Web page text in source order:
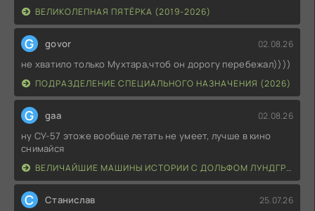
ВЕЛИКОЛЕПНАЯ ПЯТЁРКА (2019-2026)
G govor 02.08.26
не хватило только Мухтара,чтоб он дорогу перебежал))))
ПОДРАЗДЕЛЕНИЕ СПЕЦИАЛЬНОГО НАЗНАЧЕНИЯ (2026)
G gaa 02.08.26
ну СУ-57 этоже вообще летать не умеет, лучше в кино
снимайся
ВЕЛИЧАЙШИЕ МАШИНЫ ИСТОРИИ С ДОЛЬФОМ ЛУНДГРЕНОМ (2026)
С Станислав 25.07.26